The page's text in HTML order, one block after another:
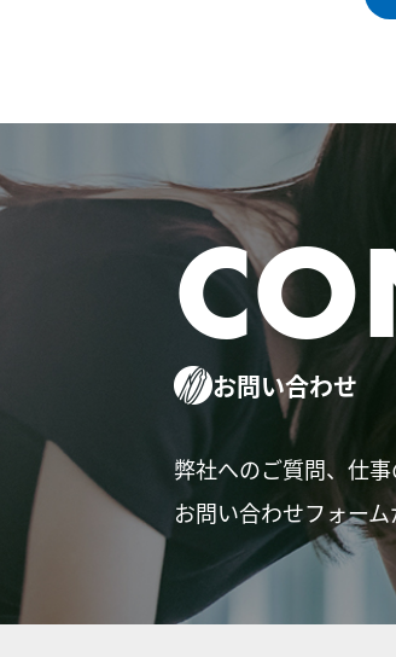
お問い合わせ
弊社へのご質問、仕
お問い合わせフォー